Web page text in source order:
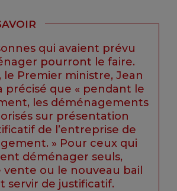
qui avaient prévu
pourront le faire.
le Premier ministre, Jean
précisé que « pendant le
les déménagements
sur présentation
de l’entreprise de
» Pour ceux qui
déménager seuls,
vente ou le nouveau bail
servir de justificatif.